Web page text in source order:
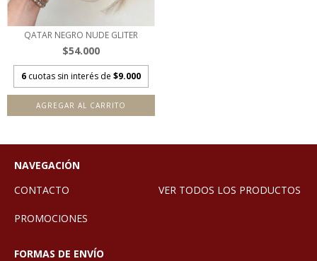
QATAR NEGRO NUDE GLITER
$54.000
6 cuotas sin interés de $9.000
AGREGAR AL CARRITO
NAVEGACIÓN
CONTACTO
VER TODOS LOS PRODUCTOS
PROMOCIONES
FORMAS DE ENVÍO